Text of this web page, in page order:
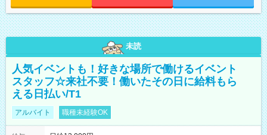
未読
人気イベントも！好きな場所で働けるイベント
スタッフ☆来社不要！働いたその日に給料もら
える日払い/T1
アルバイト 職種未経験OK